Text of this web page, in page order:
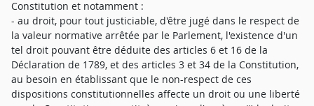
Constitution et notamment :
- au droit, pour tout justiciable, d'être jugé dans le respect de
la valeur normative arrêtée par le Parlement, l'existence d'un
tel droit pouvant être déduite des articles 6 et 16 de la
Déclaration de 1789, et des articles 3 et 34 de la Constitution,
au besoin en établissant que le non-respect de ces
dispositions constitutionnelles affecte un droit ou une liberté